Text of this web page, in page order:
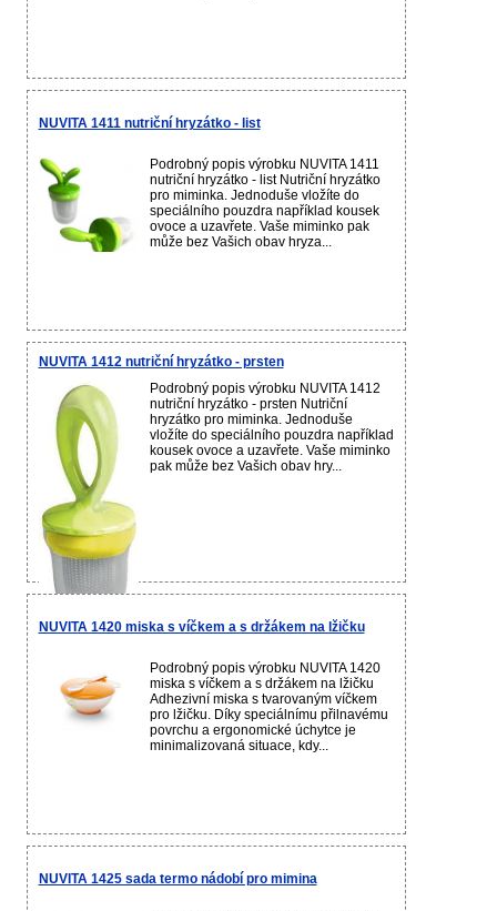
NUVITA 1411 nutriční hryzátko - list
Podrobný popis výrobku NUVITA 1411
nutriční hryzátko - list Nutriční hryzátko
pro miminka. Jednoduše vložíte do
speciálního pouzdra například kousek
ovoce a uzavřete. Vaše miminko pak
může bez Vašich obav hryza...
NUVITA 1412 nutriční hryzátko - prsten
Podrobný popis výrobku NUVITA 1412
nutriční hryzátko - prsten Nutriční
hryzátko pro miminka. Jednoduše
vložíte do speciálního pouzdra například
kousek ovoce a uzavřete. Vaše miminko
pak může bez Vašich obav hry...
NUVITA 1420 miska s víčkem a s držákem na lžičku
Podrobný popis výrobku NUVITA 1420
miska s víčkem a s držákem na lžičku
Adhezivní miska s tvarovaným víčkem
pro lžičku. Díky speciálnímu přilnavému
povrchu a ergonomické úchytce je
minimalizovaná situace, kdy...
NUVITA 1425 sada termo nádobí pro mimina